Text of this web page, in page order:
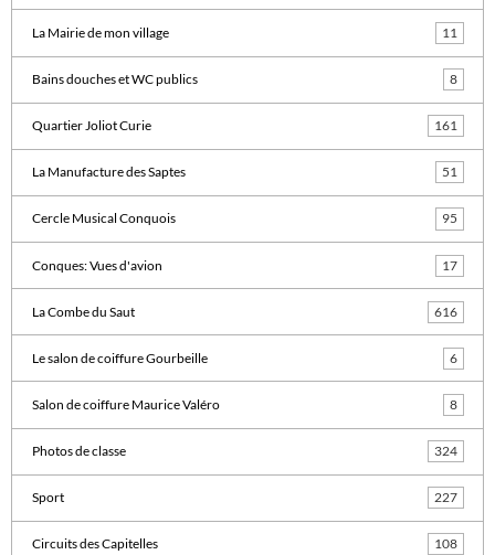
La Mairie de mon village 11
Bains douches et WC publics 8
Quartier Joliot Curie 161
La Manufacture des Saptes 51
Cercle Musical Conquois 95
Conques: Vues d'avion 17
La Combe du Saut 616
Le salon de coiffure Gourbeille 6
Salon de coiffure Maurice Valéro 8
Photos de classe 324
Sport 227
Circuits des Capitelles 108